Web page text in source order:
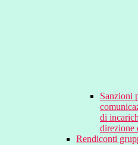
Sanzioni
di
direzione
Rendiconti